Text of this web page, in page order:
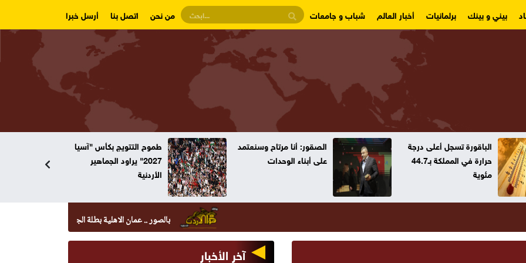
بيني و بينك برلمانيات أخبار العالم شباب و جامعات من نحن اتصل بنا أرسل خبرا
الباقورة تسجل أعلى درجة
حرارة في المملكة بـ44.7
مئوية
الصقور: أنا مرتاح وسنعتمد
على أبناء الوحدات
طموح التتويج بكأس "آسيا
2027" يراود الجماهير
الأردنية
بالصور .. عمان الاهلية بطلة الجامعات الأردنية في الكراتيه
آخر الأخبار